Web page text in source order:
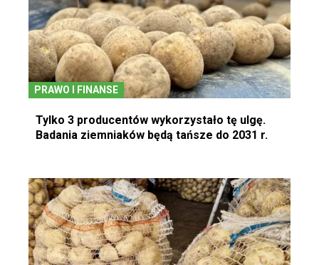
PRAWO I FINANSE
Tylko 3 producentów wykorzystało tę ulgę.
Badania ziemniaków będą tańsze do 2031 r.